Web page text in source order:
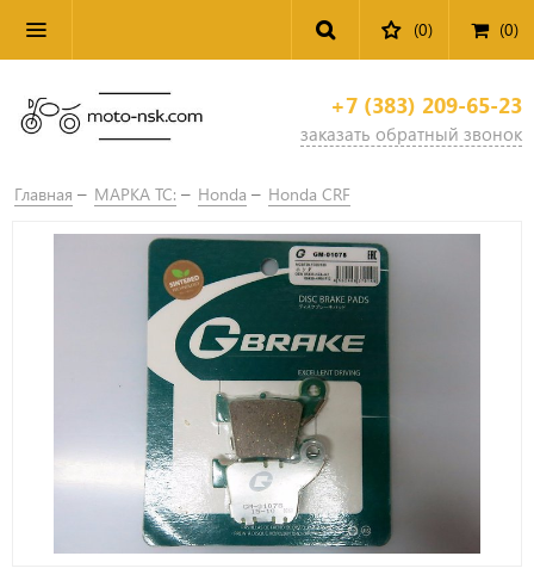
(0) (0)
+7 (383) 209-65-23
заказать обратный звонок
Главная МАРКА ТС: Honda Honda CRF